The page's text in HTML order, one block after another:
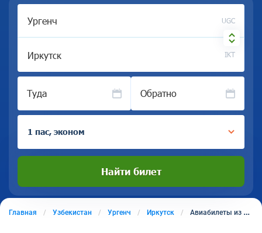
UGC
IKT
Туда Обратно
1 пас, эконом
Найти билет
Главная Узбекистан Ургенч Иркутск Авиабилеты из Ургенча в Иркутск